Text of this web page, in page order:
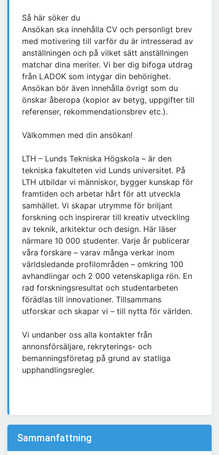
Så här söker du
Ansökan ska innehålla CV och personligt brev
med motivering till varför du är intresserad av
anställningen och på vilket sätt anställningen
matchar dina meriter. Vi ber dig bifoga utdrag
från LADOK som intygar din behörighet.
Ansökan bör även innehålla övrigt som du
önskar åberopa (kopior av betyg, uppgifter till
referenser, rekommendationsbrev etc.).
Välkommen med din ansökan!
LTH – Lunds Tekniska Högskola – är den
tekniska fakulteten vid Lunds universitet. På
LTH utbildar vi människor, bygger kunskap för
framtiden och arbetar hårt för att utveckla
samhället. Vi skapar utrymme för briljant
forskning och inspirerar till kreativ utveckling
av teknik, arkitektur och design. Här läser
närmare 10 000 studenter. Varje år publicerar
våra forskare – varav många verkar inom
världsledande profilområden – omkring 100
avhandlingar och 2 000 vetenskapliga rön. En
rad forskningsresultat och studentarbeten
förädlas till innovationer. Tillsammans
utforskar och skapar vi – till nytta för världen.
Vi undanber oss alla kontakter från
annonsförsäljare, rekryterings- och
bemanningsföretag på grund av statliga
upphandlingsregler.
Sammanfattning